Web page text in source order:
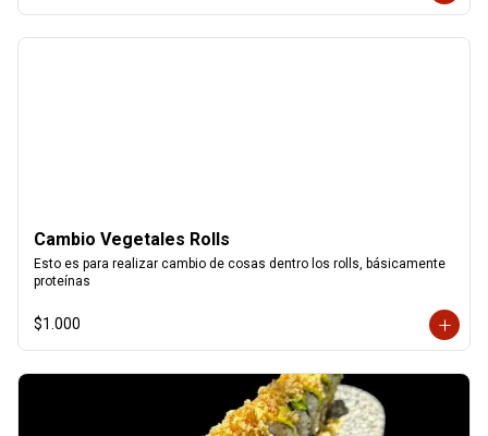
Cambio Vegetales Rolls
Esto es para realizar cambio de cosas dentro los rolls, básicamente
proteínas
$1.000